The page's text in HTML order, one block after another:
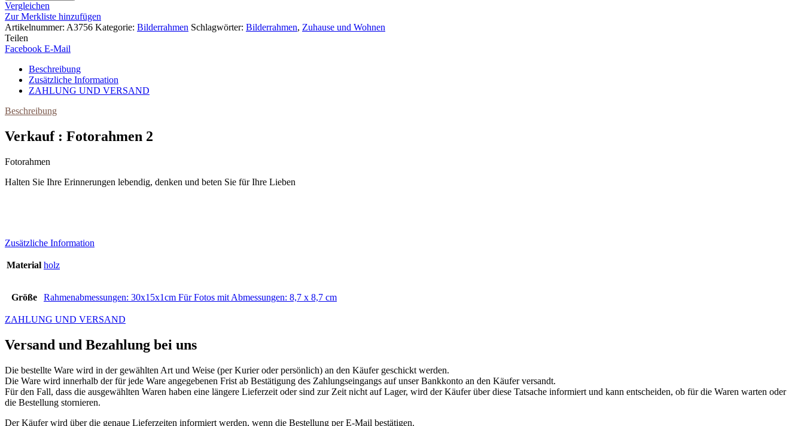
Vergleichen
Zur Merkliste hinzufügen
Artikelnummer: A3756 Kategorie: Bilderrahmen Schlagwörter: Bilderrahmen, Zuhause und Wohnen
Teilen
Facebook E-Mail
Beschreibung
Zusätzliche Information
ZAHLUNG UND VERSAND
Beschreibung
Verkauf : Fotorahmen 2
Fotorahmen
Halten Sie Ihre Erinnerungen lebendig, denken und beten Sie für Ihre Lieben
Zusätzliche Information
Material holz
Größe Rahmenabmessungen: 30x15x1cm Für Fotos mit Abmessungen: 8,7 x 8,7 cm
ZAHLUNG UND VERSAND
Versand und Bezahlung bei uns
Die bestellte Ware wird in der gewählten Art und Weise (per Kurier oder persönlich) an den Käufer geschickt werden.
Die Ware wird innerhalb der für jede Ware angegebenen Frist ab Bestätigung des Zahlungseingangs auf unser Bankkonto an den Käufer versandt.
Für den Fall, dass die ausgewählten Waren haben eine längere Lieferzeit oder sind zur Zeit nicht auf Lager, wird der Käufer über diese Tatsache informiert und kann entscheiden, ob für die Waren warten oder
die Bestellung stornieren.
Der Käufer wird über die genaue Lieferzeiten informiert werden, wenn die Bestellung per E-Mail bestätigen.